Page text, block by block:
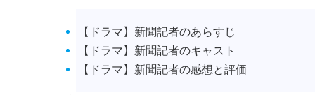
【ドラマ】新聞記者のあらすじ
【ドラマ】新聞記者のキャスト
【ドラマ】新聞記者の感想と評価